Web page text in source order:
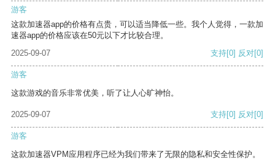
游客
这款加速器app的价格有点贵，可以适当降低一些。我个人觉得，一款加
速器app的价格应该在50元以下才比较合理。
2025-09-07
支持[0] 反对[0]
游客
这款游戏的音乐非常优美，听了让人心旷神怡。
2025-09-07 支持[0] 反对[0]
游客
这款加速器VPM应用程序已经为我们带来了无限的隐私和安全性保护。